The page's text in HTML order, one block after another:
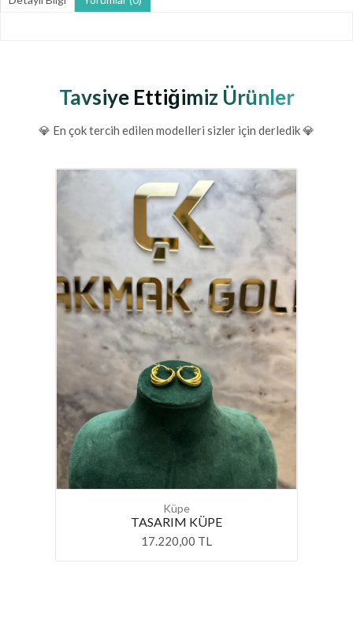
Tavsiye Ettiğimiz Ürünler
💎 En çok tercih edilen modelleri sizler için derledik 💎
Küpe
TASARIM KÜPE
17.220,00 TL